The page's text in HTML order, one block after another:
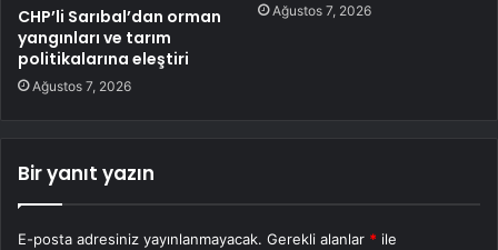
CHP’li Sarıbal’dan orman
yangınları ve tarım
politikalarına eleştiri
Ağustos 7, 2026
Ağustos 7, 2026
Bir yanıt yazın
E-posta adresiniz yayınlanmayacak. Gerekli alanlar * ile